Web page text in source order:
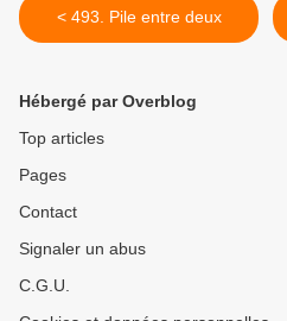
< 493. Pile entre deux
Hébergé par Overblog
Top articles
Pages
Contact
Signaler un abus
C.G.U.